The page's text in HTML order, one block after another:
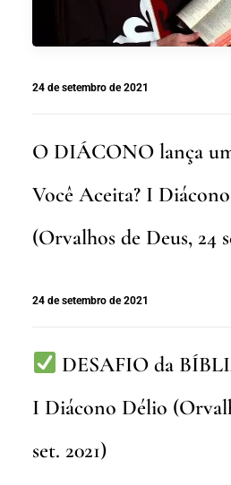
24 de setembro de 2021
O DIÁCONO lança
Você Aceita? I
(Orvalhos de Deus, 24
24 de setembro de 2021
DESAFIO da
I Diácono Délio
set. 2021)